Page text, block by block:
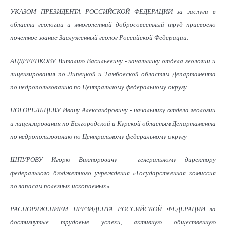
УКАЗОМ ПРЕЗИДЕНТА РОССИЙСКОЙ ФЕДЕРАЦИИ за заслуги в
области геологии и многолетний добросовестный труд присвоено
почетное звание Заслуженный геолог Российской Федерации:
АНДРЕЕНКОВУ Виталию Васильевичу - начальнику отдела геологии и
лицензирования по Липецкой и Тамбовской областям Департамента
по недропользованию по Центральному федеральному округу
ПОГОРЕЛЬЦЕВУ Ивану Александровичу - начальнику отдела геологии
и лицензирования по Белгородской и Курской областям Департамента
по недропользованию по Центральному федеральному округу
ШПУРОВУ Игорю Викторовичу – генеральному директору
федерального бюджетного учреждения «Государственная комиссия
по запасам полезных ископаемых»
РАСПОРЯЖЕНИЕМ ПРЕЗИДЕНТА РОССИЙСКОЙ ФЕДЕРАЦИИ за
достигнутые трудовые успехи, активную общественную